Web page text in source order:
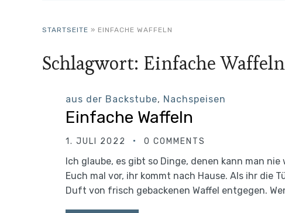
STARTSEITE » EINFACHE WAFFELN
Schlagwort: Einfache Waffeln
aus der Backstube, Nachspeisen
Einfache Waffeln
1. JULI 2022 0 COMMENTS
Ich glaube, es gibt so Dinge, denen kann man
Euch mal vor, ihr kommt nach Hause. Als ihr die
Duft von frisch gebackenen Waffel entgegen.